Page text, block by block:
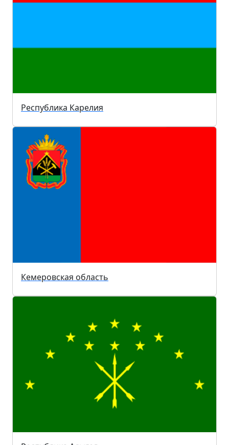
Республика Карелия
Кемеровская область